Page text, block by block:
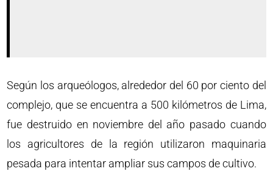
Según los arqueólogos, alrededor del 60 por ciento del
complejo, que se encuentra a 500 kilómetros de Lima,
fue destruido en noviembre del año pasado cuando
los agricultores de la región utilizaron maquinaria
pesada para intentar ampliar sus campos de cultivo.